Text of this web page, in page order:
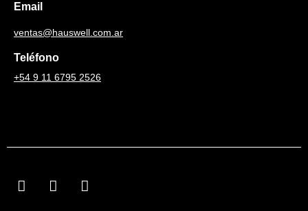
Email
ventas@hauswell.com.ar
Teléfono
+54 9 11 6795 2526
F
a
I
n
L
i